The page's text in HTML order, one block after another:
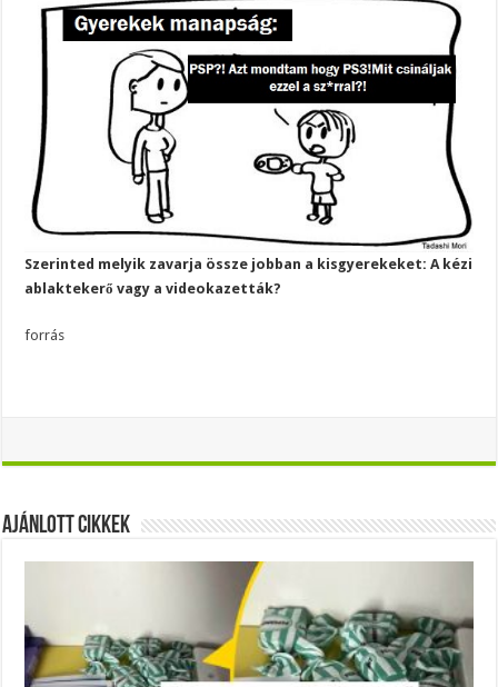
Szerinted melyik zavarja össze jobban a kisgyerekeket: A kézi
ablaktekerő vagy a videokazetták?
forrás
Ajánlott Cikkek